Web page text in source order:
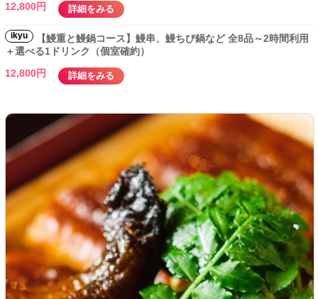
12,800円
詳細をみる
ikyu
【鰻重と鰻鍋コース】鰻串、鰻ちび鍋など 全8品～2時間利用
＋選べる1ドリンク（個室確約）
12,800円
詳細をみる